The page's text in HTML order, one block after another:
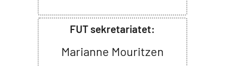
FUT sekretariatet:
Marianne Mouritzen